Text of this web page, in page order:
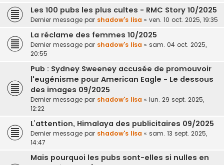
Les 100 pubs les plus cultes - RMC Story 10/2025
Dernier message par shadow's lisa « ven. 10 oct. 2025, 19:35
La réclame des femmes 10/2025
Dernier message par shadow's lisa « sam. 04 oct. 2025,
20:55
Pub : Sydney Sweeney accusée de promouvoir
l'eugénisme pour American Eagle - Le dessous
des images 09/2025
Dernier message par shadow's lisa « lun. 29 sept. 2025,
12:22
L’attention, Himalaya des publicitaires 09/2025
Dernier message par shadow's lisa « sam. 13 sept. 2025,
14:47
Mais pourquoi les pubs sont-elles si nulles en